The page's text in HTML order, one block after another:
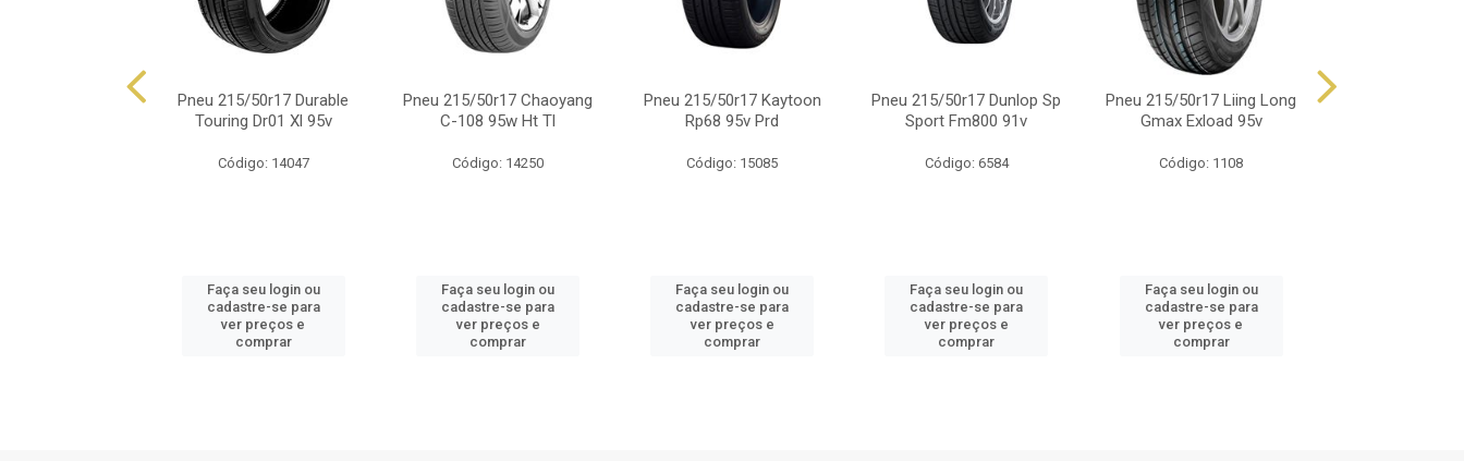
Pneu 215/50r17 Durable
Touring Dr01 Xl 95v
Código: 14047
Faça seu login ou
cadastre-se para
ver preços e
comprar
Pneu 215/50r17 Chaoyang
C-108 95w Ht Tl
Código: 14250
Faça seu login ou
cadastre-se para
ver preços e
comprar
Pneu 215/50r17 Kaytoon
Rp68 95v Prd
Código: 15085
Faça seu login ou
cadastre-se para
ver preços e
comprar
Pneu 215/50r17 Dunlop Sp
Sport Fm800 91v
Código: 6584
Faça seu login ou
cadastre-se para
ver preços e
comprar
Pneu 215/50r17 Liing Long
Gmax Exload 95v
Código: 1108
Faça seu login ou
cadastre-se para
ver preços e
comprar